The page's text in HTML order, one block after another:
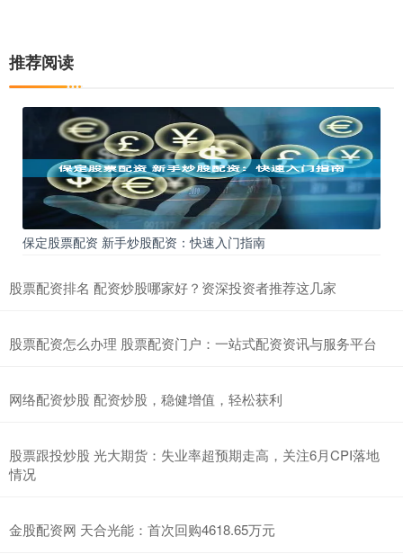
推荐阅读
保定股票配资 新手炒股配资：快速入门指南
股票配资排名 配资炒股哪家好？资深投资者推荐这几家
股票配资怎么办理 股票配资门户：一站式配资资讯与服务平台
网络配资炒股 配资炒股，稳健增值，轻松获利
股票跟投炒股 光大期货：失业率超预期走高，关注6月CPI落地
情况
金股配资网 天合光能：首次回购4618.65万元